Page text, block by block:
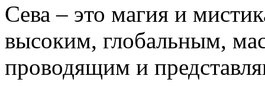
Сева – это магия и
высоким, глобальным,
проводящим и